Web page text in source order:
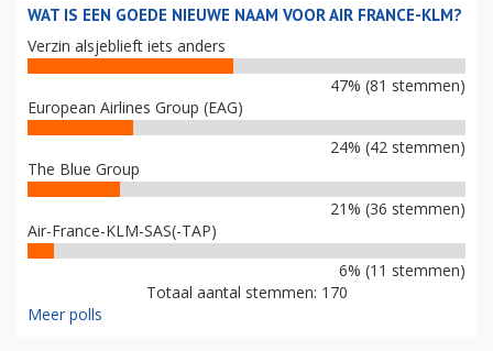
WAT IS EEN GOEDE NIEUWE NAAM VOOR AIR FRANCE-KLM?
Verzin alsjeblieft iets anders
47% (81 stemmen)
European Airlines Group (EAG)
24% (42 stemmen)
The Blue Group
21% (36 stemmen)
Air-France-KLM-SAS(-TAP)
6% (11 stemmen)
Totaal aantal stemmen: 170
Meer polls